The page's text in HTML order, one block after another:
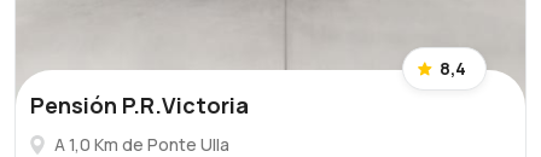
8,4
Pensión P.R.Victoria
A 1,0 Km de Ponte Ulla